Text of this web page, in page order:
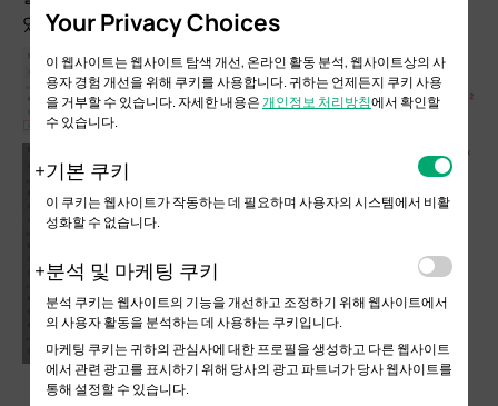
있습니다.
Your Privacy Choices
이 웹사이트는 웹사이트 탐색 개선, 온라인 활동 분석, 웹사이트상의 사
용자 경험 개선을 위해 쿠키를 사용합니다. 귀하는 언제든지 쿠키 사용
을 거부할 수 있습니다. 자세한 내용은개인정보 처리방침에서 확인할
수 있습니다.
기본 쿠키
이 쿠키는 웹사이트가 작동하는 데 필요하며 사용자의 시스템에서 비활
성화할 수 없습니다.
분석 및 마케팅 쿠키
분석 쿠키는 웹사이트의 기능을 개선하고 조정하기 위해 웹사이트에서
의 사용자 활동을 분석하는 데 사용하는 쿠키입니다.
마케팅 쿠키는 귀하의 관심사에 대한 프로필을 생성하고 다른 웹사이트
에서 관련 광고를 표시하기 위해 당사의 광고 파트너가 당사 웹사이트를
통해 설정할 수 있습니다.